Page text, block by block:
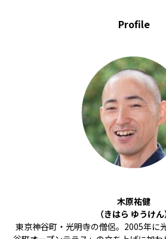
Profile
木原祐健
（きはら ゆうけん
東京神谷町・光明寺の僧侶。2005年に